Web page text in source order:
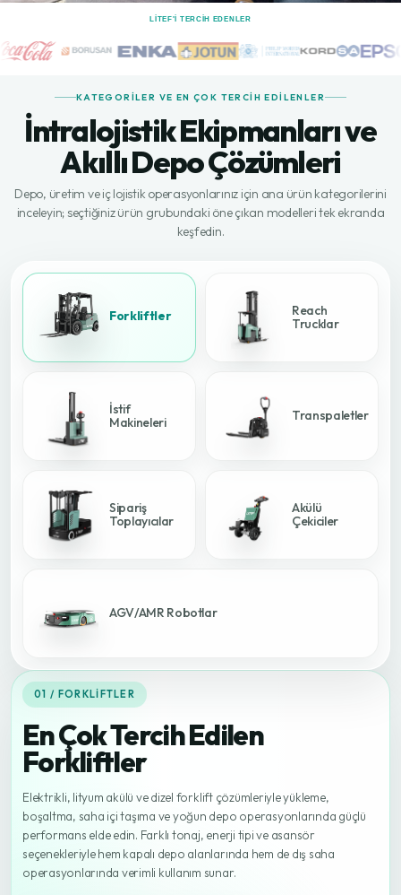
LİTEF'I TERCIH EDENLER
KATEGORILER VE EN ÇOK TERCIH EDILENLER
İntralojistik Ekipmanları ve
Akıllı Depo Çözümleri
Depo, üretim ve iç lojistik operasyonlarınız için ana ürün kategorilerini
inceleyin; seçtiğiniz ürün grubundaki öne çıkan modelleri tek ekranda
keşfedin.
01 / FORKLIFTLER
En Çok Tercih Edilen
Forkliftler
Elektrikli, lityum akülü ve dizel forklift çözümleriyle yükleme,
boşaltma, saha içi taşıma ve yoğun depo operasyonlarında güçlü
performans elde edin. Farklı tonaj, enerji tipi ve asansör
seçenekleriyle hem kapalı depo alanlarında hem de dış saha
operasyonlarında verimli kullanım sunar.
Forkliftler
Reach
Trucklar
İstif
Makineleri
Transpaletler
Sipariş
Toplayıcılar
Akülü
Çekiciler
AGV/AMR Robotlar